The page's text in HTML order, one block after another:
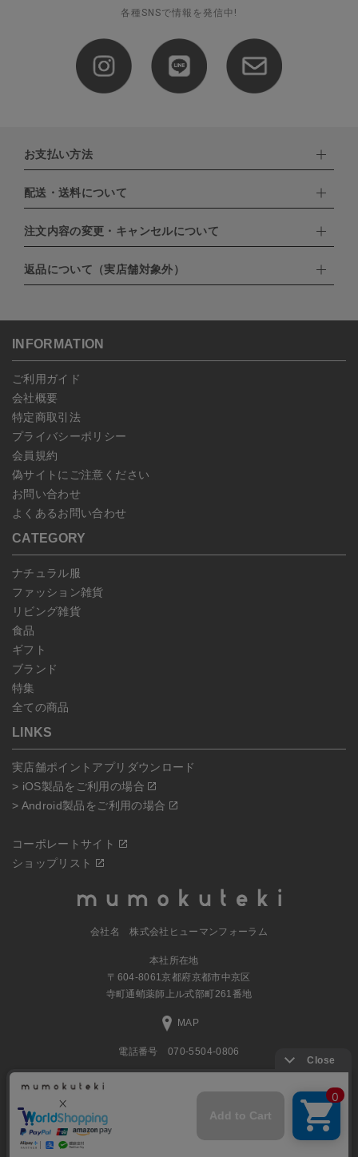
各種SNSで情報を発信中!
お支払い方法
下記お支払い方法よりお選びいただけます。
・クレジットカード（VISA,mastercard,JCB,AMERICAN
EXPRESS,Diners Club）
・PayPay
・NP後払い
配送・送料について
配達業者：日本郵便
北海道：1,400円
沖縄：1,400円
注文内容の変更・キャンセルについて
ご注文日当日から翌日のAM9:00までにご連絡頂いた場合はキャン
セルは可能です。
ンセルしていただいた後、ご希望の商品のみ再度ご注文お願いしま
予約商品など一部キャンセルが出来ない場合がございます。あらか
じめご了承ください。
返品について（実店舗対象外）
こちらよりご依頼ください。
INFORMATION
ご利用ガイド
会社概要
特定商取引法
プライバシーポリシー
会員規約
偽サイトにご注意ください
お問い合わせ
よくあるお問い合わせ
CATEGORY
ナチュラル服
ファッション雑貨
リビング雑貨
食品
ギフト
ブランド
特集
全ての商品
LINKS
実店舗ポイントアプリダウンロード
> iOS製品をご利用の場合
> Android製品をご利用の場合
コーポレートサイト
ショップリスト
会社名 株式会社ヒューマンフォーラム
本社所在地
〒604-8061京都府京都市中京区
寺町通蛸薬師上ル式部町261番地
MAP
電話番号 070-5504-0806
営業時間 11:00～17:30（土日休業）